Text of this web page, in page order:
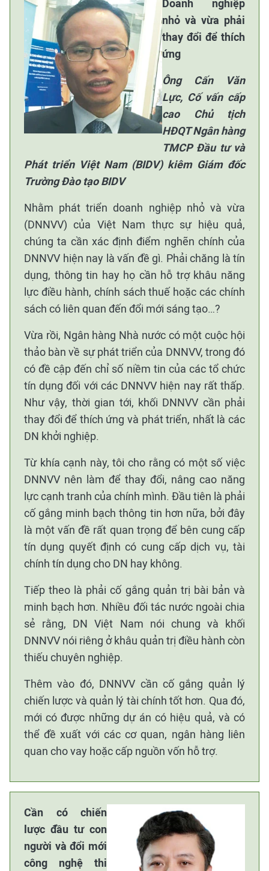
Doanh nghiệp
nhỏ và vừa phải
thay đổi để thích
ứng
Ông Cấn Văn
Lực, Cố vấn cấp
cao Chủ tịch
HĐQT Ngân hàng
TMCP Đầu tư và
Phát triển Việt Nam (BIDV) kiêm Giám đốc
Trường Đào tạo BIDV
Nhằm phát triển doanh nghiệp nhỏ và vừa
(DNNVV) của Việt Nam thực sự hiệu quả,
chúng ta cần xác định điểm nghẽn chính của
DNNVV hiện nay là vấn đề gì. Phải chăng là tín
dụng, thông tin hay họ cần hỗ trợ khâu năng
lực điều hành, chính sách thuế hoặc các chính
sách có liên quan đến đổi mới sáng tạo…?
Vừa rồi, Ngân hàng Nhà nước có một cuộc hội
thảo bàn về sự phát triển của DNNVV, trong đó
có đề cập đến chỉ số niềm tin của các tổ chức
tín dụng đối với các DNNVV hiện nay rất thấp.
Như vậy, thời gian tới, khối DNNVV cần phải
thay đổi để thích ứng và phát triển, nhất là các
DN khởi nghiệp.
Từ khía cạnh này, tôi cho rằng có một số việc
DNNVV nên làm để thay đổi, nâng cao năng
lực cạnh tranh của chính mình. Đầu tiên là phải
cố gắng minh bạch thông tin hơn nữa, bởi đây
là một vấn đề rất quan trọng để bên cung cấp
tín dụng quyết định có cung cấp dịch vụ, tài
chính tín dụng cho DN hay không.
Tiếp theo là phải cố gắng quản trị bài bản và
minh bạch hơn. Nhiều đối tác nước ngoài chia
sẻ rằng, DN Việt Nam nói chung và khối
DNNVV nói riêng ở khâu quản trị điều hành còn
thiếu chuyên nghiệp.
Thêm vào đó, DNNVV cần cố gắng quản lý
chiến lược và quản lý tài chính tốt hơn. Qua đó,
mới có được những dự án có hiệu quả, và có
thể đề xuất với các cơ quan, ngân hàng liên
quan cho vay hoặc cấp nguồn vốn hỗ trợ.
Cần có chiến
lược đầu tư con
người và đổi mới
công nghệ thi